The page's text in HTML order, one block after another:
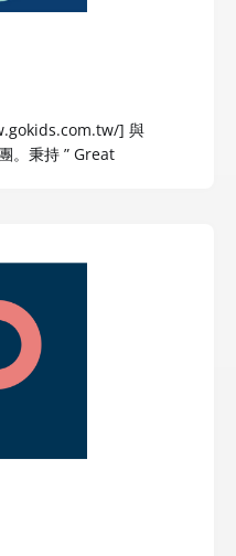
] 與
。秉持 ” Great